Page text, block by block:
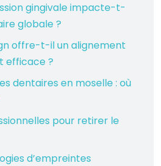
gingivale impacte-t-
globale ?
offre-t-il un alignement
efficace ?
dentaires en moselle : où
pour retirer le
d’empreintes